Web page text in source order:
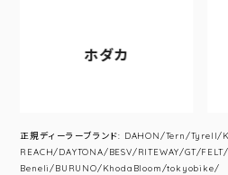
ホダカ
正規ディーラーブランド: DAHON/Tern/
REACH/DAYTONA/BESV/RITEWAY/GT/FELT/
Beneli/BURUNO/KhodaBloom/tokyobike/